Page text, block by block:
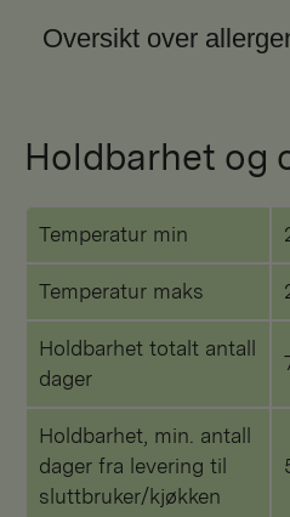
Oversikt over
Holdbarhet og
Temperatur min
Temperatur maks
Holdbarhet totalt antall
dager
Holdbarhet, min. antall
dager fra levering til
sluttbruker/kjøkken